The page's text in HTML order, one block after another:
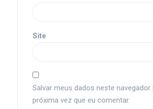
Site
Salvar meus dados neste navegador
próxima vez que eu comentar.